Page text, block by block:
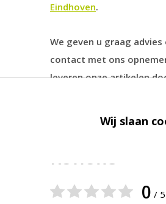
Eindhoven.
We geven u graag
contact met ons
leveren onze artikelen
Reviews
0 / 5
Wij slaan